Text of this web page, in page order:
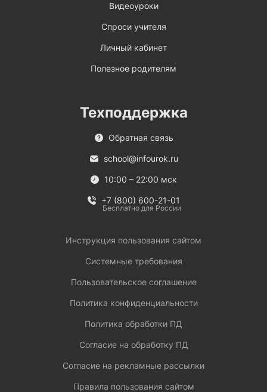
Видеоуроки
Спроси учителя
Личный кабинет
Полезное родителям
Техподдержка
Обратная связь
school@infourok.ru
10:00 – 22:00 мск
+7 (800) 600-21-01
Бесплатно для России
Инструкция пользования сайтом
Системные требования
Пользовательское соглашение
Политика конфиденциальности
Политика обработки ПД
Согласие на обработку ПД
Согласие на рекламные рассылки
Правила пользования сайтом